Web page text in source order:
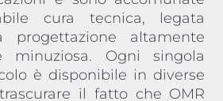
cura tecnica, legata
altamente
minuziosa. Ogni singola
è disponibile in diverse
il fatto che OMR